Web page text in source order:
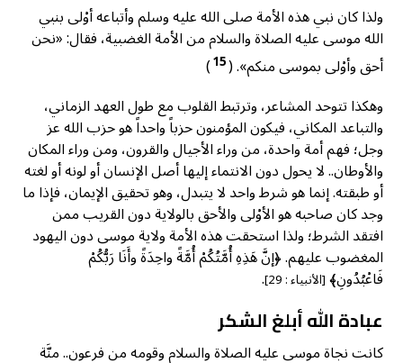
ولذا كان نبي هذه الأمة صلى الله عليه وسلم وأتباعه أوْلى بنبي
الله موسى عليه الصلاة والسلام من الأمة الغضبية، فقال: «نحن
أحق وأوْلى بموسى منكم». (15
)
وهكذا تتوحد المشاعر، وترتبط القلوب مع طول العهد الزماني،
والتباعد المكاني، فيكون المؤمنون حزباً واحداً هو حزب الله عز
وجل؛ فهم أمة واحدة، من وراء الأجيال والقرون، ومن وراء المكان
والأوطان.. لا يحول دون الانتماء إليها أصل الإنسان أو لونه أو لغته
أو طبقته. إنما هو شرط واحد لا يتبدل، وهو تحقيق الإيمان، فإذا ما
وجد كان صاحبه هو الأوْلى والأحق بالولاية دون القريب ممن
افتقد الشرط؛ ولذا استحقت هذه الأمة ولاية موسى دون اليهود
المغضوب عليهم. ﴿إنَّ هَذِهِ أُمَّتُكُمْ أُمَّةً واحِدَةً وأَنَا رَبُّكُمْ
فَاعْبُدُونِ﴾[الأنبياء : 29] .
عبادة الله أبلغ الشكر
كانت نجاة موسى عليه الصلاة والسلام وقومه من فرعون.. منَّة